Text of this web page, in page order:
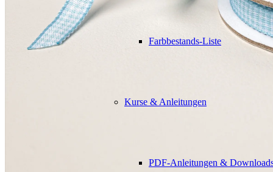
Farbbestands-Liste
Kurse & Anleitungen
PDF-Anleitungen &